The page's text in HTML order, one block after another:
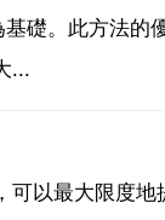
礎。此方法的
...
可以最大限度地